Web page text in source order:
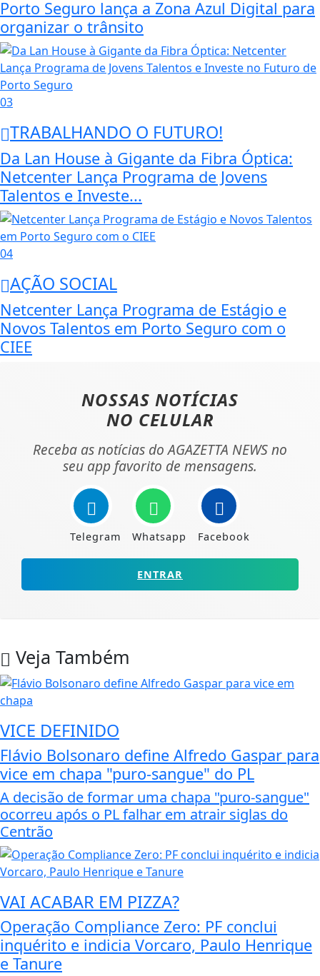
Porto Seguro lança a Zona Azul Digital para
organizar o trânsito
03
TRABALHANDO O FUTURO!
Da Lan House à Gigante da Fibra Óptica:
Netcenter Lança Programa de Jovens
Talentos e Investe...
04
AÇÃO SOCIAL
Netcenter Lança Programa de Estágio e
Novos Talentos em Porto Seguro com o
CIEE
NOSSAS NOTÍCIAS
NO CELULAR
Receba as notícias do AGAZETTA NEWS no
seu app favorito de mensagens.
Telegram Whatsapp Facebook
ENTRAR
Veja Também
VICE DEFINIDO
Flávio Bolsonaro define Alfredo Gaspar para
vice em chapa "puro-sangue" do PL
A decisão de formar uma chapa "puro-sangue"
ocorreu após o PL falhar em atrair siglas do
Centrão
VAI ACABAR EM PIZZA?
Operação Compliance Zero: PF conclui
inquérito e indicia Vorcaro, Paulo Henrique
e Tanure